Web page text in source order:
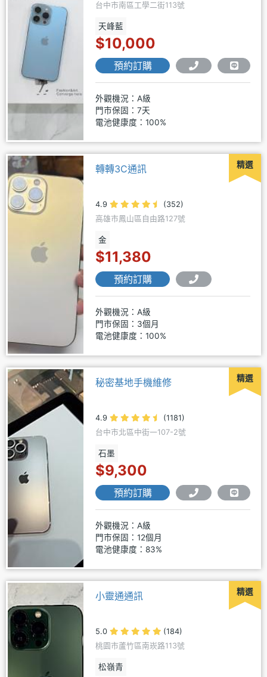
台中市南區工學二街113號
天峰藍
$10,000
預約訂購
外觀機況：A級
門市保固：7天
電池健康度：100%
精選
轉轉3C通訊
4.9
(352)
高雄市鳳山區自由路127號
金
$11,380
預約訂購
外觀機況：A級
門市保固：3個月
電池健康度：100%
精選
秘密基地手機維修
4.9
(1181)
台中市北區中街一107-2號
石墨
$9,300
預約訂購
外觀機況：A級
門市保固：12個月
電池健康度：83%
精選
小靈通通訊
5.0
(184)
桃園市蘆竹區南崁路113號
松嶺青